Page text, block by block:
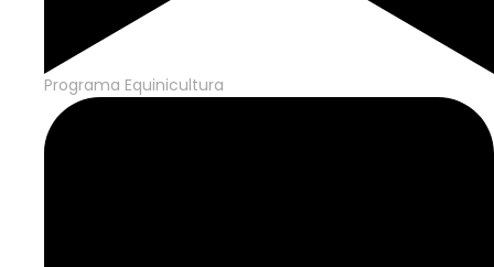
Programa Equinicultura